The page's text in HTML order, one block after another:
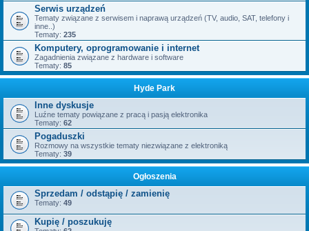
Serwis urządzeń
Tematy związane z serwisem i naprawą urządzeń (TV, audio, SAT, telefony i
inne..)
Tematy: 235
Komputery, oprogramowanie i internet
Zagadnienia związane z hardware i software
Tematy: 85
Hyde Park
Inne dyskusje
Luźne tematy powiązane z pracą i pasją elektronika
Tematy: 62
Pogaduszki
Rozmowy na wszystkie tematy niezwiązane z elektroniką
Tematy: 39
Ogłoszenia
Sprzedam / odstąpię / zamienię
Tematy: 49
Kupię / poszukuję